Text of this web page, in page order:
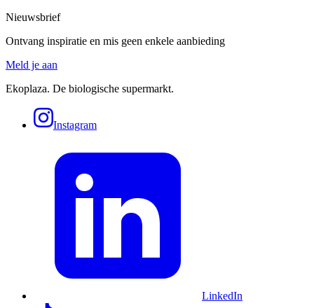
Nieuwsbrief
Ontvang inspiratie en mis geen enkele aanbieding
Meld je aan
Ekoplaza. De biologische supermarkt.
Instagram
LinkedIn